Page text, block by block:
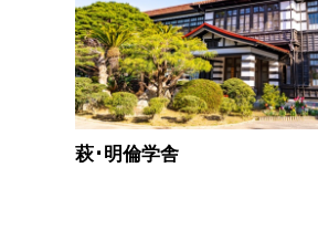
萩･明倫学舎